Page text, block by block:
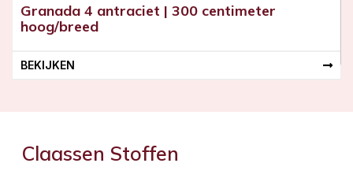
Granada 4 antraciet | 300 centimeter
hoog/breed
BEKIJKEN
Claassen Stoffen